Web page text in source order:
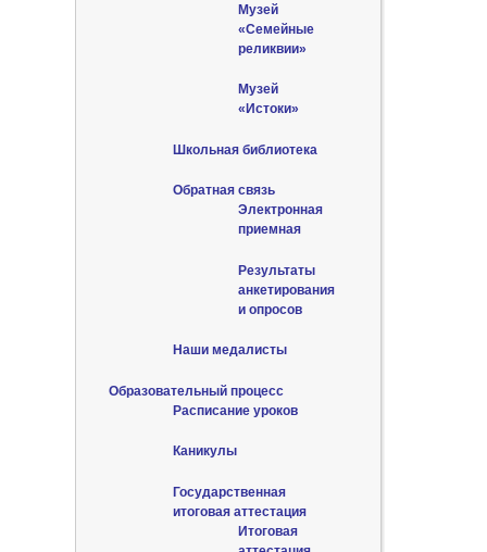
Музей
«Семейные
реликвии»
Музей
«Истоки»
Школьная библиотека
Обратная связь
Электронная
приемная
Результаты
анкетирования
и опросов
Наши медалисты
Образовательный процесс
Расписание уроков
Каникулы
Государственная
итоговая аттестация
Итоговая